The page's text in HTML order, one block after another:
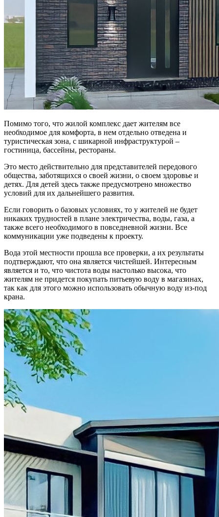
Помимо того, что жилой комплекс дает жителям все
необходимое для комфорта, в нем отдельно отведена и
туристическая зона, с шикарной инфраструктурой –
гостиница, бассейны, рестораны.
Это место действительно для представителей передового
общества, заботящихся о своей жизни, о своем здоровье и
детях. Для детей здесь также предусмотрено множество
условий для их дальнейшего развития.
Если говорить о базовых условиях, то у жителей не будет
никаких трудностей в плане электричества, воды, газа, а
также всего необходимого в повседневной жизни. Все
коммуникации уже подведены к проекту.
Вода этой местности прошла все проверки, а их результаты
подтверждают, что она является чистейшей. Интересным
является и то, что чистота воды настолько высока, что
жителям не придется покупать питьевую воду в магазинах,
так как для этого можно использовать обычную воду из-под
крана.